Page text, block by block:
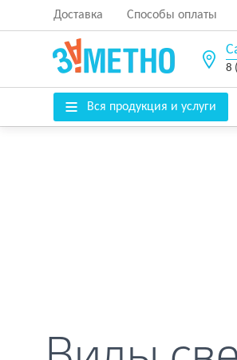
Доставка Способы оплаты
8
Вся продукция и услуги